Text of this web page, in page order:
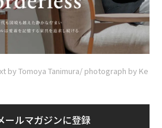
by Tomoya Tanimura/ photograph by Ke
ールマガジンに登録